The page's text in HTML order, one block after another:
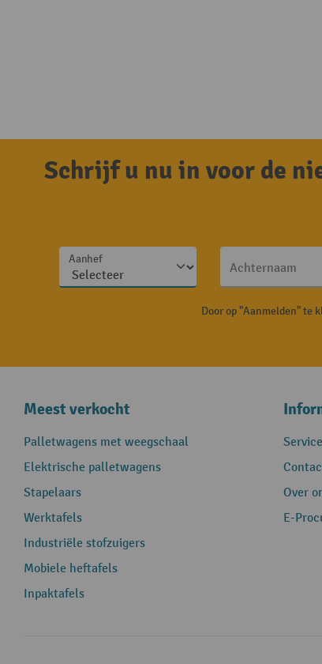
Schrijf u nu in voor de
Aanhef
Achternaam
Door op "Aanmelden" te
Meest verkocht
Palletwagens met weegschaal
Elektrische palletwagens
Stapelaars
Werktafels
Industriële stofzuigers
Mobiele heftafels
Inpaktafels
Over
E-